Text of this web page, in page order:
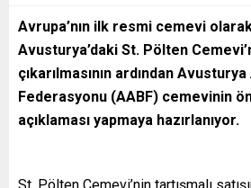
Avrupa’nın ilk resmi cemevi
Avusturya’daki St. Pölten
çıkarılmasının ardından
Federasyonu (AABF) cemevinin
açıklaması yapmaya hazırlanıyor.
St. Pölten Cemevi’nin tartışmalı